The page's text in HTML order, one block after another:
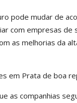
pode mudar de
com empresas
as melhorias da
Prata de boa
as companhias